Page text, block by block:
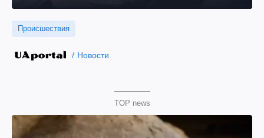
Происшествия
Новости
TOP news